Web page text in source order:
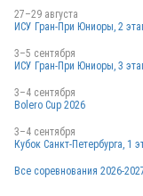
FRA
FRA
27–29 августа
ИСУ Гран-При Юниоры, 2
3–5 сентября
ИСУ Гран-При Юниоры, 3
3–4 сентября
Bolero Cup 2026
3–4 сентября
Кубок Санкт-Петербурга, 1
Все соревнования 2026-